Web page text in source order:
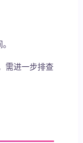
需进一步排查